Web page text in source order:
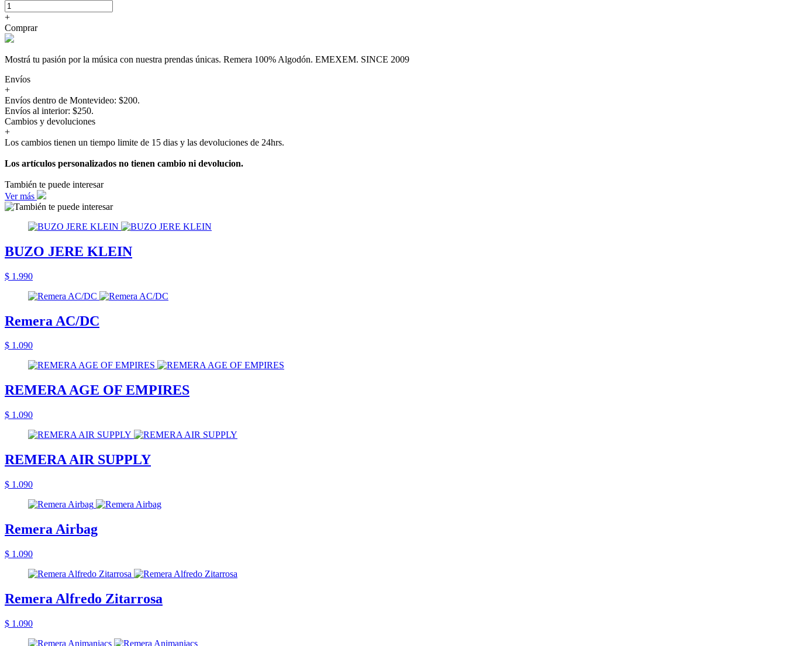
+
Comprar
Mostrá tu pasión por la música con nuestra prendas únicas. Remera 100% Algodón. EMEXEM. SINCE 2009
Envíos
+
Envíos dentro de Montevideo: $200.
Envíos al interior: $250.
Cambios y devoluciones
+
Los cambios tienen un tiempo limite de 15 dias y las devoluciones de 24hrs.
Los artículos personalizados no tienen cambio ni devolucion.
También te puede interesar
Ver más
BUZO JERE KLEIN
$ 1.990
Remera AC/DC
$ 1.090
REMERA AGE OF EMPIRES
$ 1.090
REMERA AIR SUPPLY
$ 1.090
Remera Airbag
$ 1.090
Remera Alfredo Zitarrosa
$ 1.090